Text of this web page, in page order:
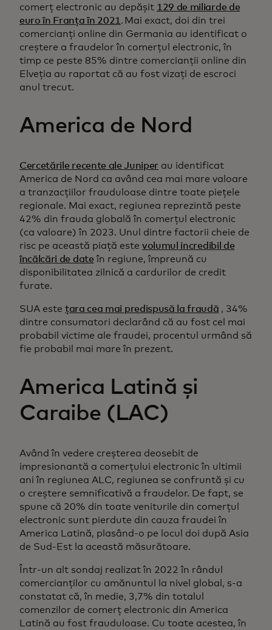
comerț electronic au depășit 129 de miliarde de
euro în Franța în 2021 . Mai exact, doi din trei
comercianți online din Germania au identificat o
creștere a fraudelor în comerțul electronic, în
timp ce peste 85% dintre comercianții online din
Elveția au raportat că au fost vizați de escroci
anul trecut.
America de Nord
Cercetările recente ale Juniper au identificat
America de Nord ca având cea mai mare valoare
a tranzacțiilor frauduloase dintre toate piețele
regionale. Mai exact, regiunea reprezintă peste
42% din frauda globală în comerțul electronic
(ca valoare) în 2023. Unul dintre factorii cheie de
risc pe această piață este volumul incredibil de
încălcări de date în regiune, împreună cu
disponibilitatea zilnică a cardurilor de credit
furate.
SUA este țara cea mai predispusă la fraudă , 34%
dintre consumatori declarând că au fost cel mai
probabil victime ale fraudei, procentul urmând să
fie probabil mai mare în prezent.
America Latină și
Caraibe (LAC)
Având în vedere creșterea deosebit de
impresionantă a comerțului electronic în ultimii
ani în regiunea ALC, regiunea se confruntă și cu
o creștere semnificativă a fraudelor. De fapt, se
spune că 20% din toate veniturile din comerțul
electronic sunt pierdute din cauza fraudei în
America Latină, plasând-o pe locul doi după Asia
de Sud-Est la această măsurătoare.
Într-un alt sondaj realizat în 2022 în rândul
comercianților cu amănuntul la nivel global, s-a
constatat că, în medie, 3,7% din totalul
comenzilor de comerț electronic din America
Latină au fost frauduloase. Cu toate acestea, în